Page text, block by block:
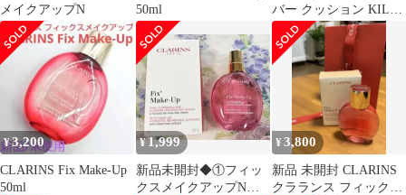
メイクアップN
50ml
バー クッション KILL
COVER CUSHION 本体
18g キルカバークッシ
ョンファンデ
(FOUNWEAR
CUSHION 21C
LINGERIE, 1個)
¥3,200
CLARINS Fix Make-Up
50ml
¥1,999
新品未開封◆①フィッ
クスメイクアップN
¥3,800
新品 未開封 CLARINS
クラランス フィックス